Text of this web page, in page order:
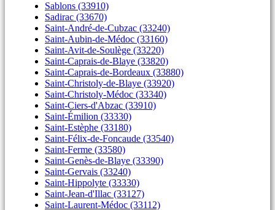
Sablons (33910)
Sadirac (33670)
Saint-André-de-Cubzac (33240)
Saint-Aubin-de-Médoc (33160)
Saint-Avit-de-Soulège (33220)
Saint-Caprais-de-Blaye (33820)
Saint-Caprais-de-Bordeaux (33880)
Saint-Christoly-de-Blaye (33920)
Saint-Christoly-Médoc (33340)
Saint-Ciers-d'Abzac (33910)
Saint-Émilion (33330)
Saint-Estèphe (33180)
Saint-Félix-de-Foncaude (33540)
Saint-Ferme (33580)
Saint-Genès-de-Blaye (33390)
Saint-Gervais (33240)
Saint-Hippolyte (33330)
Saint-Jean-d'Illac (33127)
Saint-Laurent-Médoc (33112)